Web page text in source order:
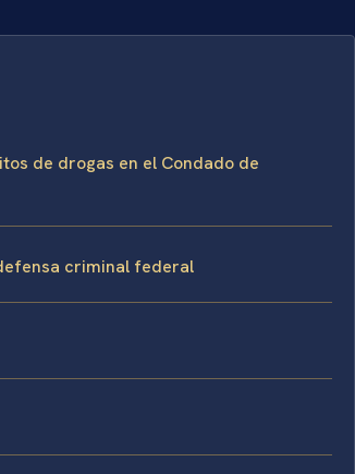
de drogas en el Condado de
criminal federal